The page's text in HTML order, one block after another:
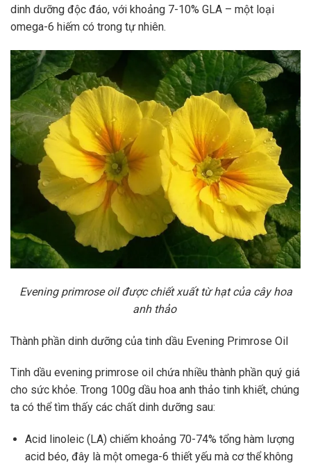
dinh dưỡng độc đáo, với khoảng 7-10% GLA – một loại
omega-6 hiếm có trong tự nhiên.
Evening primrose oil được chiết xuất từ hạt của cây hoa
anh thảo
Thành phần dinh dưỡng của tinh dầu Evening Primrose Oil
Tinh dầu evening primrose oil chứa nhiều thành phần quý giá
cho sức khỏe. Trong 100g dầu hoa anh thảo tinh khiết, chúng
ta có thể tìm thấy các chất dinh dưỡng sau:
Acid linoleic (LA) chiếm khoảng 70-74% tổng hàm lượng
acid béo, đây là một omega-6 thiết yếu mà cơ thể không